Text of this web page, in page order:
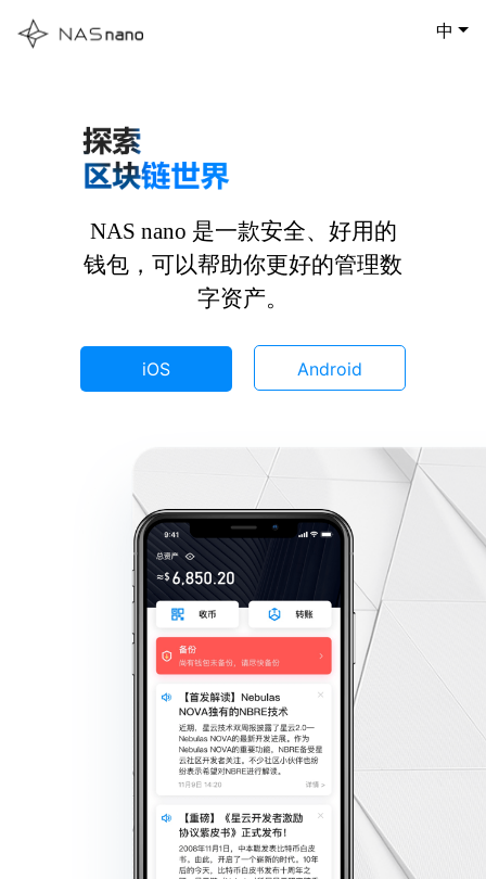
中
NAS nano 是一款安全、好用的
钱包，可以帮助你更好的管理数
字资产。
iOS Android